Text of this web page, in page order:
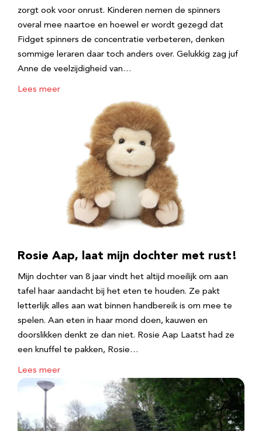
zorgt ook voor onrust. Kinderen nemen de spinners
overal mee naartoe en hoewel er wordt gezegd dat
Fidget spinners de concentratie verbeteren, denken
sommige leraren daar toch anders over. Gelukkig zag juf
Anne de veelzijdigheid van…
Lees meer
Rosie Aap, laat mijn dochter met rust!
Mijn dochter van 8 jaar vindt het altijd moeilijk om aan
tafel haar aandacht bij het eten te houden. Ze pakt
letterlijk alles aan wat binnen handbereik is om mee te
spelen. Aan eten in haar mond doen, kauwen en
doorslikken denkt ze dan niet. Rosie Aap Laatst had ze
een knuffel te pakken, Rosie…
Lees meer